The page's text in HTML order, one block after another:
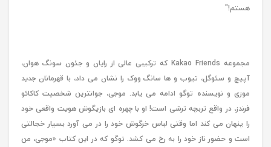
هستم!"
مجموعه Kakao Friends که ترکیبی عالی از رایان و جئون سونگ هوان،
آپیچ و سئوگل، تیوب و ها سانگ ووک را نشان می داد، با قهرمانان جدید
موزی و نویسنده توگو ادامه می یابد. موجی، جوانترین شخصیت کاکائو
فرندز، در واقع تربچه ترشی است! او با چهره ای بازیگوش هویت واقعی خود
را پنهان می کند اما وقتی لباس خرگوش خود را در می آورد بسیار خجالتی
است و حضور ناز خود را به رخ می کشد. توگو که در این کتاب «موجی، من